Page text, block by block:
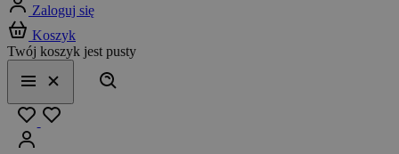
Zaloguj się
Koszyk
Twój koszyk jest pusty
Menu
Zamknij